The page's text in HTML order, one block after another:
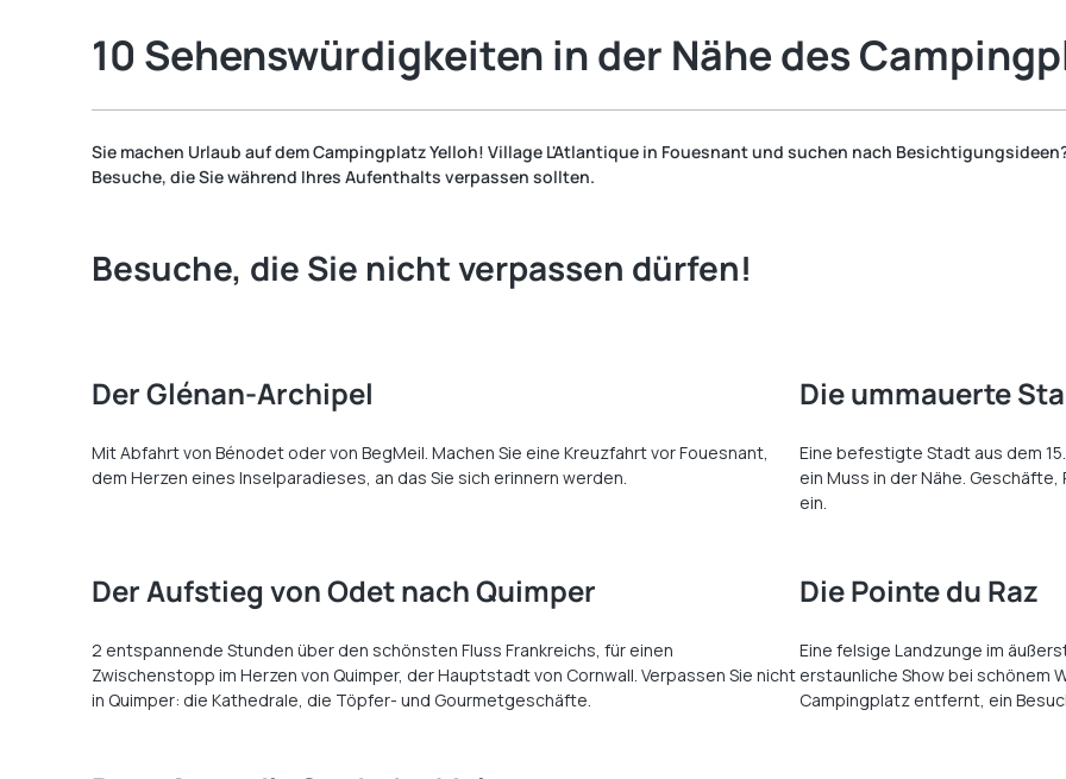
10 Sehenswürdigkeiten in der Nähe des
Sie machen Urlaub auf dem Campingplatz Yelloh! Village L'Atlantique in Fouesnant und suchen nach
Besuche, die Sie während Ihres Aufenthalts verpassen sollten.
Besuche, die Sie nicht verpassen dürfen!
Der Glénan-Archipel
Mit Abfahrt von Bénodet oder von BegMeil. Machen Sie eine Kreuzfahrt vor Fouesnant,
dem Herzen eines Inselparadieses, an das Sie sich erinnern werden.
Die ummauerte
Eine befestigte Stadt aus dem
ein Muss in der Nähe.
ein.
Der Aufstieg von Odet nach Quimper
2 entspannende Stunden über den schönsten Fluss Frankreichs, für einen
Zwischenstopp im Herzen von Quimper, der Hauptstadt von Cornwall. Verpassen Sie nicht
in Quimper: die Kathedrale, die Töpfer- und Gourmetgeschäfte.
Die Pointe du Raz
Eine felsige Landzunge im
erstaunliche Show bei schönem
Campingplatz entfernt, ein